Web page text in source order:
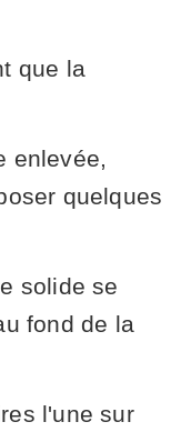
que la
enlevée,
quelques
solide se
fond de la
l'une sur